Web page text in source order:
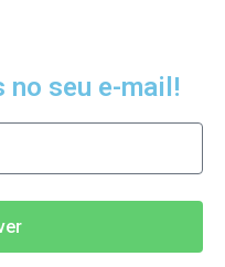
no seu e-mail!